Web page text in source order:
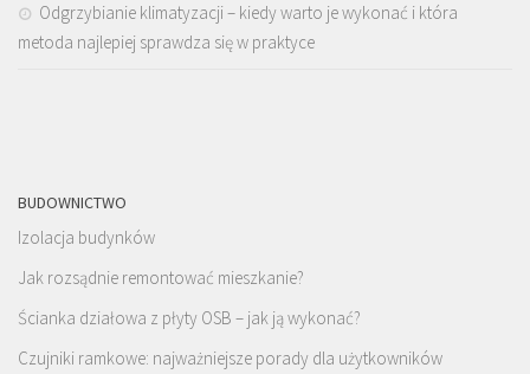
Odgrzybianie klimatyzacji – kiedy warto je wykonać i która
metoda najlepiej sprawdza się w praktyce
BUDOWNICTWO
Izolacja budynków
Jak rozsądnie remontować mieszkanie?
Ścianka działowa z płyty OSB – jak ją wykonać?
Czujniki ramkowe: najważniejsze porady dla użytkowników